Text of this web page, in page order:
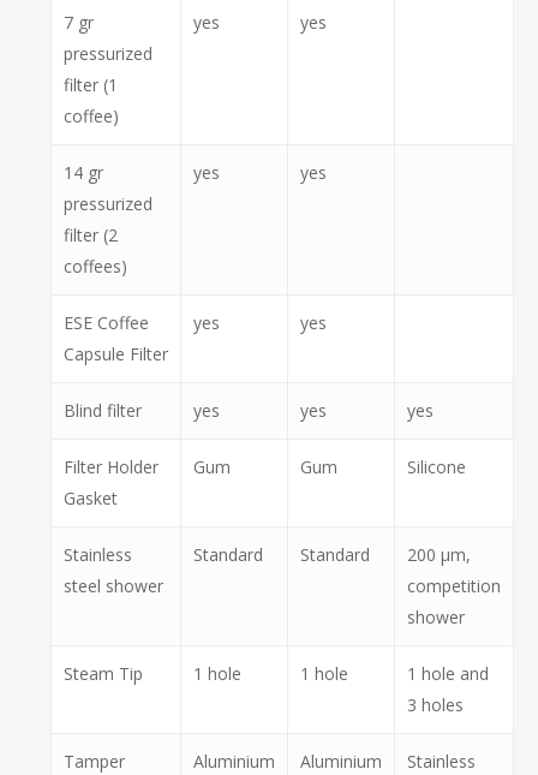
7 gr
pressurized
filter (1
coffee)
yes yes
14 gr
pressurized
filter (2
coffees)
yes yes
ESE Coffee
Capsule Filter
yes yes
Blind filter yes yes yes
Filter Holder
Gasket
Gum Gum Silicone
Stainless
steel shower
Standard Standard
200 μm,
competition
shower
Steam Tip 1 hole 1 hole
1 hole and
3 holes
Tamper Aluminium Aluminium
Stainless